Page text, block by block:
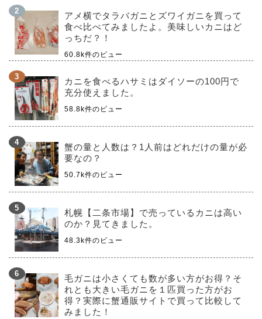
アメ横でタラバガニとズワイガニを買って
食べ比べてみましたよ。美味しいカニはど
っちだ？！
60.8k件のビュー
カニを食べるハサミはダイソーの100円で
充分使えました。
58.8k件のビュー
蟹の量と人数は？1人前はどれだけの量が必
要なの？
50.7k件のビュー
札幌【二条市場】で売っているカニは高い
のか？見てきました。
48.3k件のビュー
毛ガニは小さくても数が多い方がお得？そ
れとも大きい毛ガニを１匹買った方がお
得？実際に蟹通販サイトで買って比較して
みました！